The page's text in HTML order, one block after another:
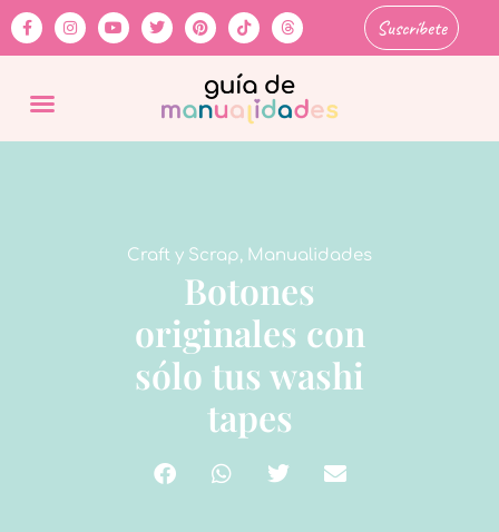
Suscríbete
Craft y Scrap, Manualidades
Botones
originales con
sólo tus washi
tapes